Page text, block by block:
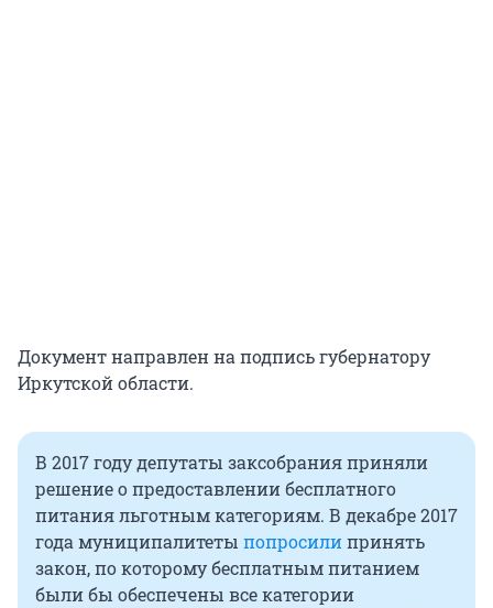
Документ направлен на подпись губернатору
Иркутской области.
В 2017 году депутаты заксобрания приняли
решение о предоставлении бесплатного
питания льготным категориям. В декабре 2017
года муниципалитеты попросилипринять
закон, по которому бесплатным питанием
были бы обеспечены все категории